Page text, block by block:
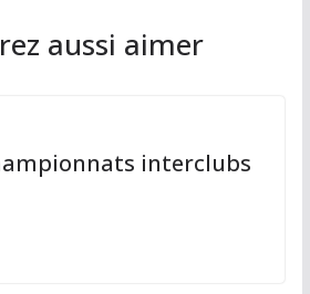
aussi aimer
interclubs